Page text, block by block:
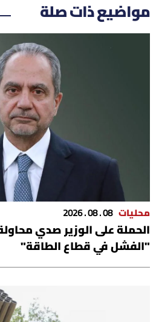
مواضيع ذات صلة
محليات 08 . 08 . 2026
"الفشل في قطاع الطاقة"